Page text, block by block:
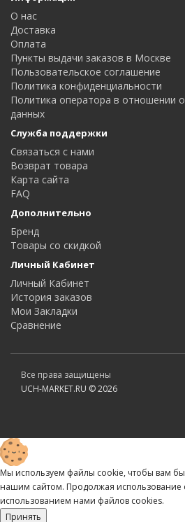
О нас
Доставка
Оплата
Пункты выдачи заказов в Москве
Пользовательское соглашение
Политика конфиденциальности
Политика оператора в отношении
данных
Служба поддержки
Связаться с нами
Возврат товара
Карта сайта
FAQ
Дополнительно
Бренд
Товары со скидкой
Личный Кабинет
Личный Кабинет
История заказов
Мои Закладки
Сравнение
Все права защищены
UCH-MARKET.RU © 2026
Мы используем файлы cookie, чтобы вам
нашим сайтом. Продолжая использование
использованием нами файлов cookies.
Принять